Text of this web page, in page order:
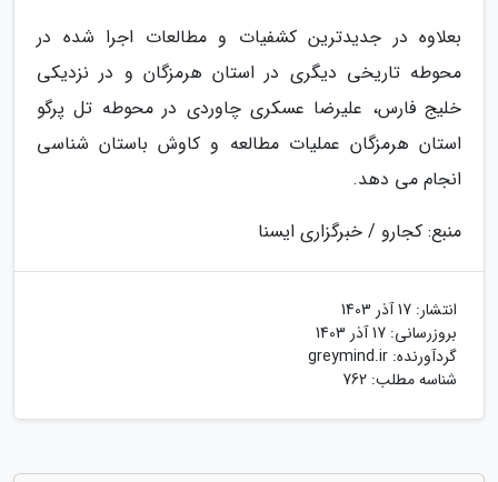
بعلاوه در جدیدترین کشفیات و مطالعات اجرا شده در
محوطه تاریخی دیگری در استان هرمزگان و در نزدیکی
خلیج فارس، علیرضا عسکری چاوردی در محوطه تل پرگو
استان هرمزگان عملیات مطالعه و کاوش باستان شناسی
انجام می دهد.
منبع: کجارو / خبرگزاری ایسنا
انتشار: 17 آذر 1403
بروزرسانی: 17 آذر 1403
گردآورنده: greymind.ir
شناسه مطلب: 762